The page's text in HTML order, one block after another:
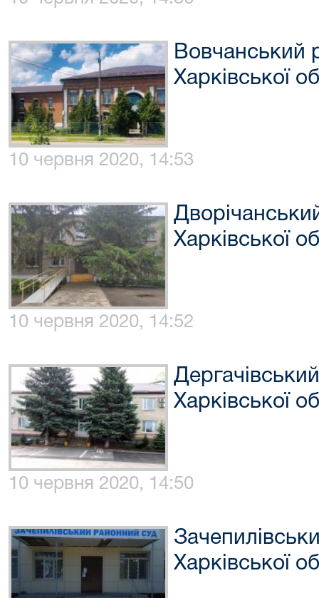
Вовчанський
Харківської
10 червня 2020, 14:53
Харківської
10 червня 2020, 14:52
Харківської
10 червня 2020, 14:50
Харківської